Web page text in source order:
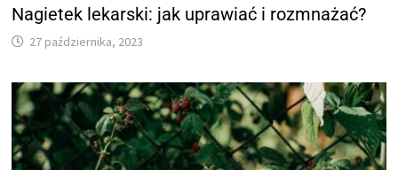
Nagietek lekarski: jak uprawiać i rozmnażać?
27 października, 2023